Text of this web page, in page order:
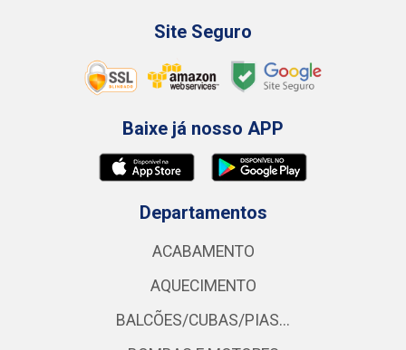
Site Seguro
Baixe já nosso APP
Departamentos
ACABAMENTO
AQUECIMENTO
BALCÕES/CUBAS/PIAS...